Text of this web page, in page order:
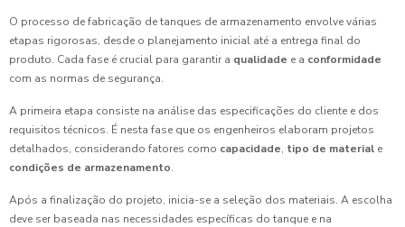
O processo de fabricação de tanques de armazenamento envolve várias
etapas rigorosas, desde o planejamento inicial até a entrega final do
produto. Cada fase é crucial para garantir a qualidade e a conformidade
com as normas de segurança.
A primeira etapa consiste na análise das especificações do cliente e dos
requisitos técnicos. É nesta fase que os engenheiros elaboram projetos
detalhados, considerando fatores como capacidade, tipo de material e
condições de armazenamento.
Após a finalização do projeto, inicia-se a seleção dos materiais. A escolha
deve ser baseada nas necessidades específicas do tanque e na